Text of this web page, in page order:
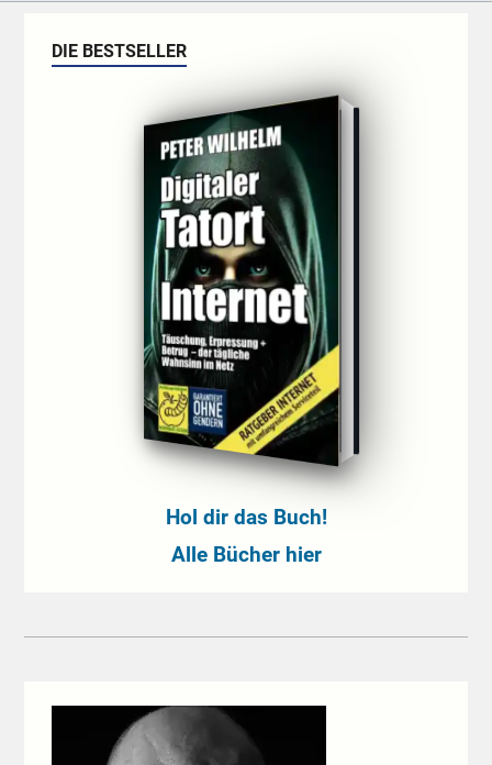
DIE BESTSELLER
Hol dir das Buch!
Alle Bücher hier